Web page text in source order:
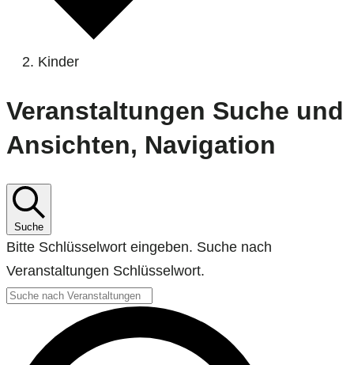
Kinder
Veranstaltungen
Veranstaltungen Suche und
Ansichten, Navigation
Suche
Bitte Schlüsselwort eingeben. Suche nach
Veranstaltungen Schlüsselwort.